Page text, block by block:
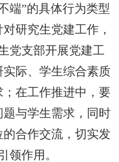
端”的具体行为类型
研究生党建工作，
党支部开展党建工
际、学生综合素质
在工作推进中，要
与学生需求，同时
合作交流，切实发
领作用。